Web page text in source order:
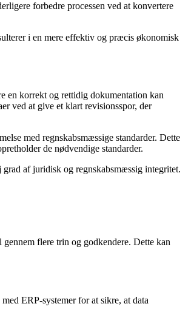
forbedre processen ved at konvertere
i en mere effektiv og præcis økonomisk
en korrekt og rettidig dokumentation kan
ved at give et klart revisionsspor, der
med regnskabsmæssige standarder. Dette
de nødvendige standarder.
af juridisk og regnskabsmæssig integritet.
flere trin og godkendere. Dette kan
ERP-systemer for at sikre, at data